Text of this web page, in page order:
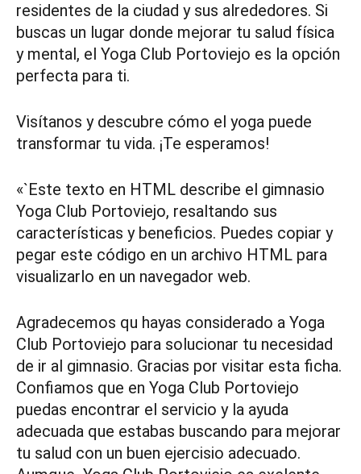
residentes de la ciudad y sus alrededores. Si
buscas un lugar donde mejorar tu salud física
y mental, el Yoga Club Portoviejo es la opción
perfecta para ti.
Visítanos y descubre cómo el yoga puede
transformar tu vida. ¡Te esperamos!
«`Este texto en HTML describe el gimnasio
Yoga Club Portoviejo, resaltando sus
características y beneficios. Puedes copiar y
pegar este código en un archivo HTML para
visualizarlo en un navegador web.
Agradecemos qu hayas considerado a Yoga
Club Portoviejo para solucionar tu necesidad
de ir al gimnasio. Gracias por visitar esta ficha.
Confiamos que en Yoga Club Portoviejo
puedas encontrar el servicio y la ayuda
adecuada que estabas buscando para mejorar
tu salud con un buen ejercisio adecuado.